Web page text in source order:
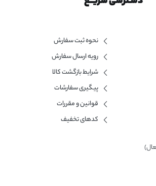
نحوه ثبت سفارش
رویه ارسال سفارش
شرایط بازگشت کالا
پیگیری سفارشات
قوانین و مقررات
کدهای تخفیف